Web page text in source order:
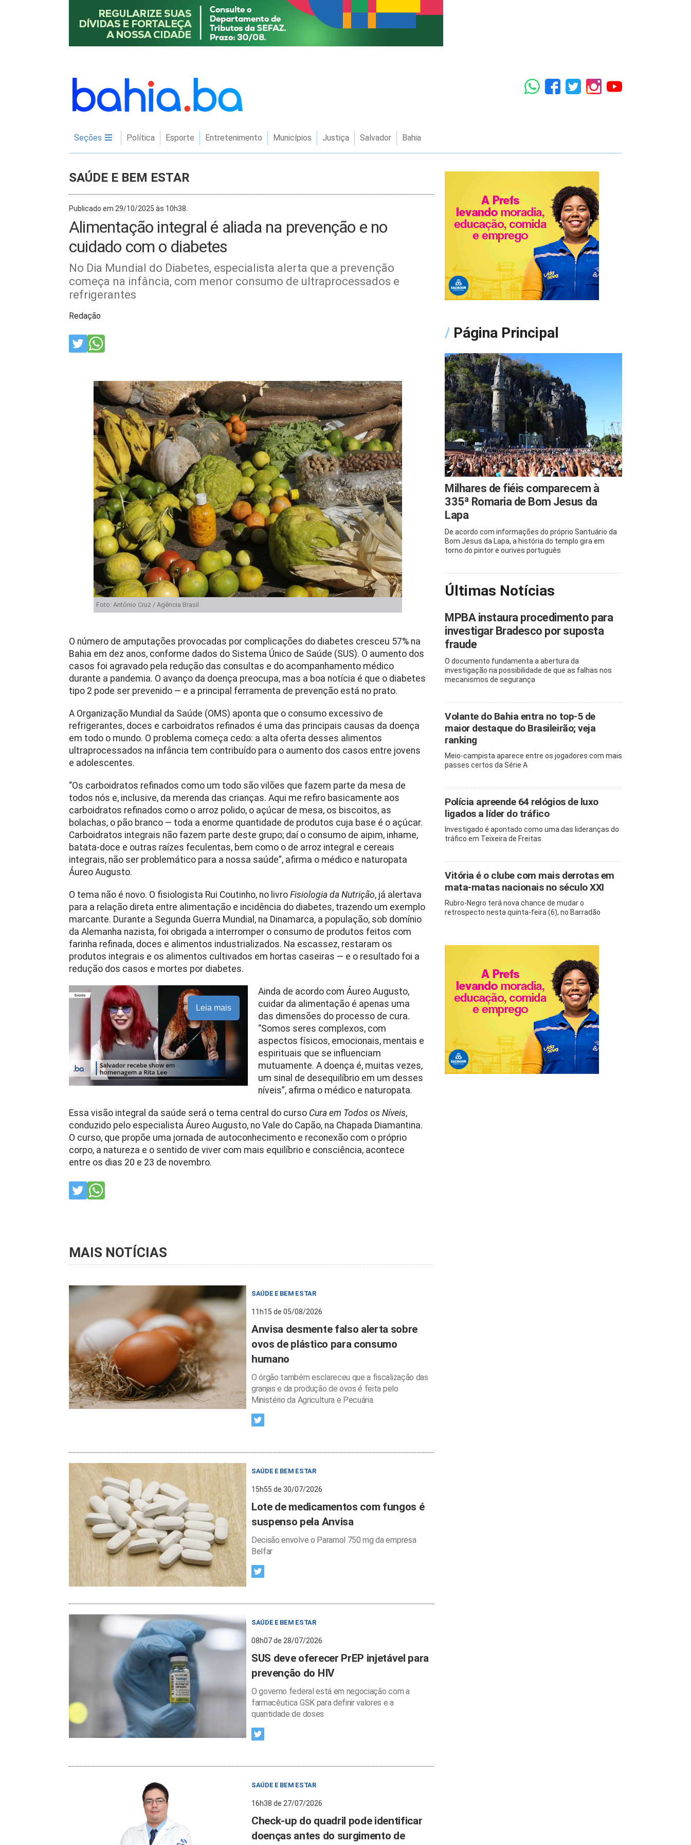
Seções Política Esporte Entretenimento Municípios Justiça Salvador Bahia
SAÚDE E BEM ESTAR
Publicado em 29/10/2025 às 10h38.
Alimentação integral é aliada na prevenção e no
cuidado com o diabetes
No Dia Mundial do Diabetes, especialista alerta que a prevenção
começa na infância, com menor consumo de ultraprocessados e
refrigerantes
Redação
Foto: Antônio Cruz / Agência Brasil
O número de amputações provocadas por complicações do diabetes cresceu 57% na
Bahia em dez anos, conforme dados do Sistema Único de Saúde (SUS). O aumento dos
casos foi agravado pela redução das consultas e do acompanhamento médico
durante a pandemia. O avanço da doença preocupa, mas a boa notícia é que o diabetes
tipo 2 pode ser prevenido — e a principal ferramenta de prevenção está no prato.
A Organização Mundial da Saúde (OMS) aponta que o consumo excessivo de
refrigerantes, doces e carboidratos refinados é uma das principais causas da doença
em todo o mundo. O problema começa cedo: a alta oferta desses alimentos
ultraprocessados na infância tem contribuído para o aumento dos casos entre jovens
e adolescentes.
“Os carboidratos refinados como um todo são vilões que fazem parte da mesa de
todos nós e, inclusive, da merenda das crianças. Aqui me refiro basicamente aos
carboidratos refinados como o arroz polido, o açúcar de mesa, os biscoitos, as
bolachas, o pão branco — toda a enorme quantidade de produtos cuja base é o açúcar.
Carboidratos integrais não fazem parte deste grupo; daí o consumo de aipim, inhame,
batata-doce e outras raízes feculentas, bem como o de arroz integral e cereais
integrais, não ser problemático para a nossa saúde”, afirma o médico e naturopata
Áureo Augusto.
O tema não é novo. O fisiologista Rui Coutinho, no livro Fisiologia da Nutrição, já alertava
para a relação direta entre alimentação e incidência do diabetes, trazendo um exemplo
marcante. Durante a Segunda Guerra Mundial, na Dinamarca, a população, sob domínio
da Alemanha nazista, foi obrigada a interromper o consumo de produtos feitos com
farinha refinada, doces e alimentos industrializados. Na escassez, restaram os
produtos integrais e os alimentos cultivados em hortas caseiras — e o resultado foi a
redução dos casos e mortes por diabetes.
Leia mais
Ainda de acordo com Áureo Augusto,
cuidar da alimentação é apenas uma
das dimensões do processo de cura.
“Somos seres complexos, com
aspectos físicos, emocionais, mentais e
espirituais que se influenciam
mutuamente. A doença é, muitas vezes,
um sinal de desequilíbrio em um desses
níveis”, afirma o médico e naturopata.
Essa visão integral da saúde será o tema central do curso Cura em Todos os Níveis,
conduzido pelo especialista Áureo Augusto, no Vale do Capão, na Chapada Diamantina.
O curso, que propõe uma jornada de autoconhecimento e reconexão com o próprio
corpo, a natureza e o sentido de viver com mais equilíbrio e consciência, acontece
entre os dias 20 e 23 de novembro.
MAIS NOTÍCIAS
SAÚDE E BEM ESTAR
11h15 de 05/08/2026
Anvisa desmente falso alerta sobre
ovos de plástico para consumo
humano
O órgão também esclareceu que a fiscalização das
granjas e da produção de ovos é feita pelo
Ministério da Agricultura e Pecuária
SAÚDE E BEM ESTAR
15h55 de 30/07/2026
Lote de medicamentos com fungos é
suspenso pela Anvisa
Decisão envolve o Paramol 750 mg da empresa
Belfar
SAÚDE E BEM ESTAR
08h07 de 28/07/2026
SUS deve oferecer PrEP injetável para
prevenção do HIV
O governo federal está em negociação com a
farmacêutica GSK para definir valores e a
quantidade de doses
SAÚDE E BEM ESTAR
16h38 de 27/07/2026
Check-up do quadril pode identificar
doenças antes do surgimento de
/ Página Principal
Milhares de fiéis comparecem à
335ª Romaria de Bom Jesus da
Lapa
De acordo com informações do próprio Santuário da
Bom Jesus da Lapa, a história do templo gira em
torno do pintor e ourives português
Últimas Notícias
MPBA instaura procedimento para
investigar Bradesco por suposta
fraude
O documento fundamenta a abertura da
investigação na possibilidade de que as falhas nos
mecanismos de segurança
Volante do Bahia entra no top-5 de
maior destaque do Brasileirão; veja
ranking
Meio-campista aparece entre os jogadores com mais
passes certos da Série A
Polícia apreende 64 relógios de luxo
ligados a líder do tráfico
Investigado é apontado como uma das lideranças do
tráfico em Teixeira de Freitas
Vitória é o clube com mais derrotas em
mata-matas nacionais no século XXI
Rubro-Negro terá nova chance de mudar o
retrospecto nesta quinta-feira (6), no Barradão